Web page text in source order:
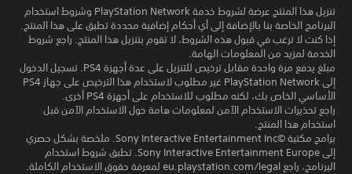
تنزيل هذا المنتج عرضة لشروط خدمة PlayStation Network وشروط استخدام
البرنامج الخاصة بنا بالإضافة إلى أي أحكام إضافية محددة تطبق على هذا المنتج.
إذا كنت لا ترغب في قبول هذه الشروط، لا تقوم بتنزيل هذا المنتج. راجع شروط
الخدمة لمزيد من المعلومات الهامة.
مبلغ يدفع مرة واحدة مقابل ترخيص للتنزيل على عدة أجهزة PS4. تسجيل الدخول
إلى PlayStation Network غير مطلوب لاستخدام هذا الترخيص على جهاز PS4
الأساسي الخاص بك، لكنه مطلوب للاستخدام على أجهزة PS4 أخرى.
راجع تحذيرات الاستخدام الآمن لمعلومات هامة حول الاستخدام الآمن قبل
استخدام هذا المنتج.
برامج مكتبة ©Sony Interactive Entertainment Inc. ملخصة بشكل حصري
إلى Sony Interactive Entertainment Europe. تطبق شروط استخدام
البرنامج، راجع eu.playstation.com/legal لمعرفة حقوق الاستخدام الكاملة.